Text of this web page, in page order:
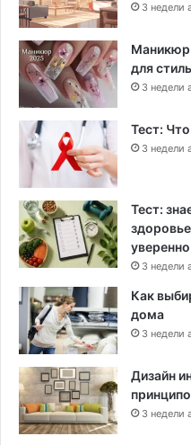
3 недели
Маникюр
для
3 недели
Тест:
3 недели
Тест:
3 недели
Как
дома
3 недели
Дизайн
3 недели